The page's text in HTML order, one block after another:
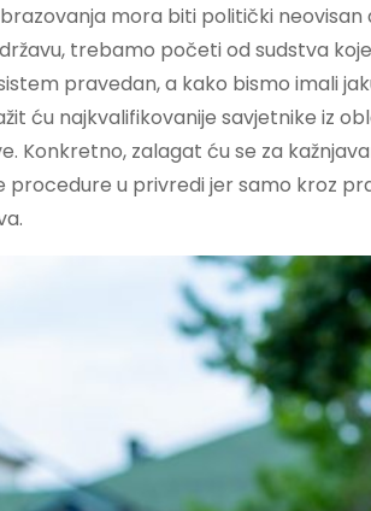
mora biti politički neovisan
trebamo početi od sudstva
pravedan, a kako bismo imali
ću najkvalifikovanije savjetnike iz
Konkretno, zalagat ću se za
u privredi jer samo kroz